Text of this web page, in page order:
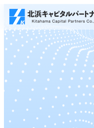
メ
イ
ン
コ
ン
テ
ン
へ